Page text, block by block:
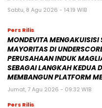
melalui Kampanye Global
Home”
Pers Rilis
FAMILIARITÉ: Ketika
Bertemu dalam Sebuah
Sabtu, 8 Agu 2026 - 14:19 WIB
Pers Rilis
MONDEVITA MENGAKUISISI